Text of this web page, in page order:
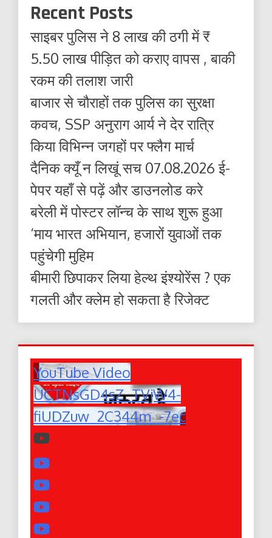
Recent Posts
साइबर पुलिस ने 8 लाख की ठगी में ₹
5.50 लाख पीड़ित को कराए वापस , बाकी
रकम की तलाश जारी
बाजार से चौराहों तक पुलिस का सुरक्षा
कवच, SSP अनुराग आर्य ने देर रात्रि
किया विभिन्न जगहों पर फ्लैग मार्च
दैनिक क्यूँ न लिखूं सच 07.08.2026 ई-
पेपर यहाँ से पढ़ें और डाउनलोड करे
बरेली में पोस्टर लॉन्च के साथ शुरू हुआ
‘माय भारत अभियान, हजारों युवाओं तक
पहुंचेगी मुहिम
बीमारी छिपाकर लिया हेल्थ इंश्योरेंस ? एक
गलती और क्लेम हो सकता है रिजेक्ट
YouTube Video
UCTNsGD4sZ_TVjW4-
fiUDZuw_2C344m_-7ec